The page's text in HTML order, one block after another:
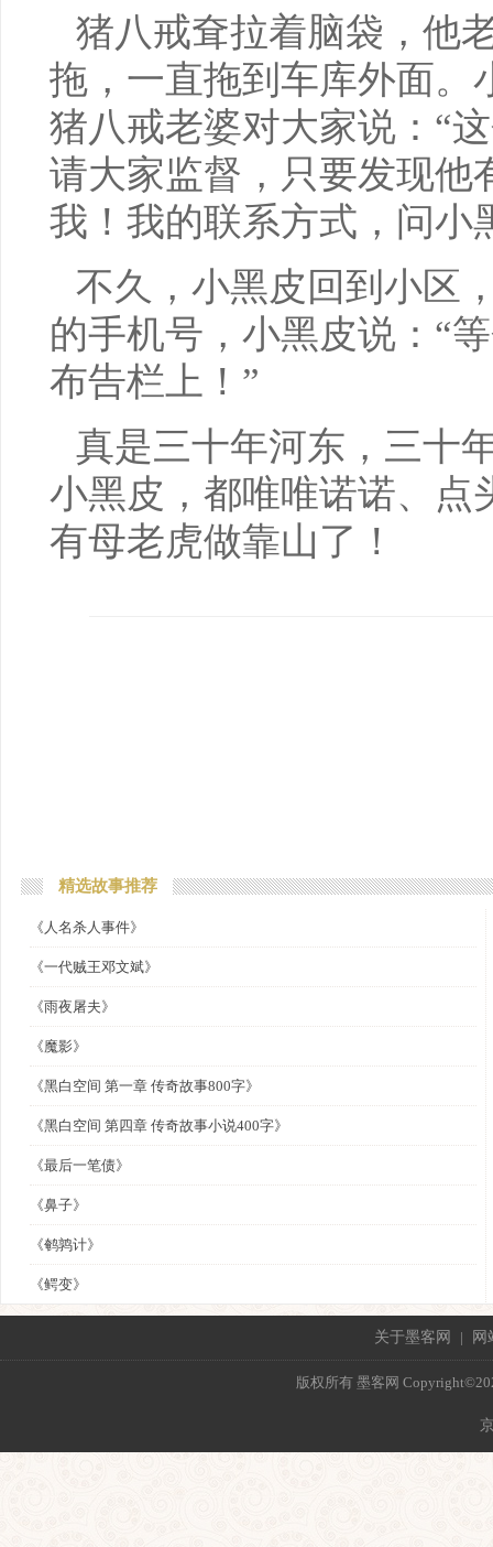
猪八戒耷拉着脑袋，他
拖，一直拖到车库外面。
猪八戒老婆对大家说：“
请大家监督，只要发现他
我！我的联系方式，问小
不久，小黑皮回到小区
的手机号，小黑皮说：“
布告栏上！”
真是三十年河东，三十
小黑皮，都唯唯诺诺、
有母老虎做靠山了！
精选故事推荐
《人名杀人事件》
《一代贼王邓文斌》
《雨夜屠夫》
《魔影》
《黑白空间 第一章 传奇故事800字》
《黑白空间 第四章 传奇故事小说400字》
《最后一笔债》
《鼻子》
《鹌鹑计》
《鳄变》
关于墨客网 | 网
版权所有 墨客网